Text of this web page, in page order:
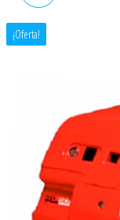
¡Oferta!